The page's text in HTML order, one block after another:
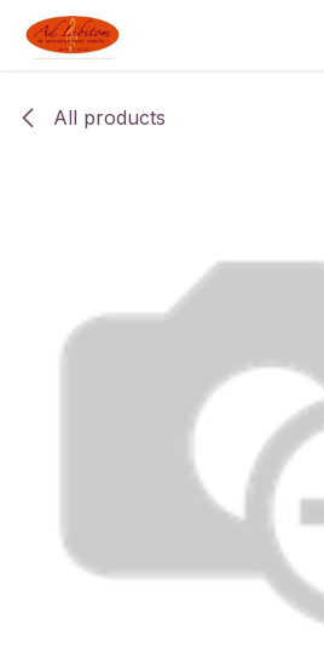
Skip to Content
All products